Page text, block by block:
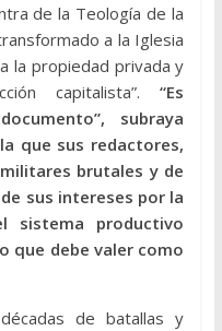
de la Teología de la
a la Iglesia
la propiedad privada y
capitalista”.“Es
subraya
que sus redactores,
brutales y de
sus intereses por la
sistema productivo
que debe valer como
de batallas y